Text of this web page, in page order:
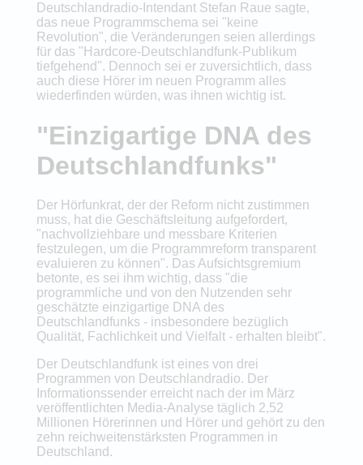
Deutschlandradio-Intendant Stefan Raue sagte,
das neue Programmschema sei "keine
Revolution", die Veränderungen seien allerdings
für das "Hardcore-Deutschlandfunk-Publikum
tiefgehend". Dennoch sei er zuversichtlich, dass
auch diese Hörer im neuen Programm alles
wiederfinden würden, was ihnen wichtig ist.
"Einzigartige DNA des
Deutschlandfunks"
Der Hörfunkrat, der der Reform nicht zustimmen
muss, hat die Geschäftsleitung aufgefordert,
"nachvollziehbare und messbare Kriterien
festzulegen, um die Programmreform transparent
evaluieren zu können". Das Aufsichtsgremium
betonte, es sei ihm wichtig, dass "die
programmliche und von den Nutzenden sehr
geschätzte einzigartige DNA des
Deutschlandfunks - insbesondere bezüglich
Qualität, Fachlichkeit und Vielfalt - erhalten bleibt".
Der Deutschlandfunk ist eines von drei
Programmen von Deutschlandradio. Der
Informationssender erreicht nach der im März
veröffentlichten Media-Analyse täglich 2,52
Millionen Hörerinnen und Hörer und gehört zu den
zehn reichweitenstärksten Programmen in
Deutschland.